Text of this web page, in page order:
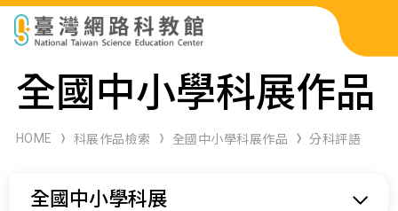
科展作品檢索
科學研習月刊
全國中小學科展作品
HOME 科展作品檢索 全國中小學科展作品 分科評語
全國中小學科展